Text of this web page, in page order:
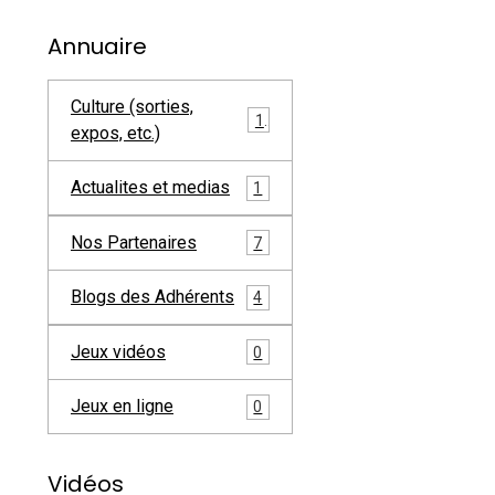
Annuaire
Culture (sorties,
expos, etc.)
Actualites et medias 1
Nos Partenaires 7
Blogs des Adhérents 4
Jeux vidéos 0
Jeux en ligne 0
Vidéos